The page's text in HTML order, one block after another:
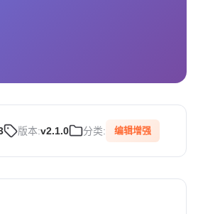
版本:v2.1.0 分类: 编辑增强